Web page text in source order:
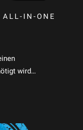
IN-ONE
wird…